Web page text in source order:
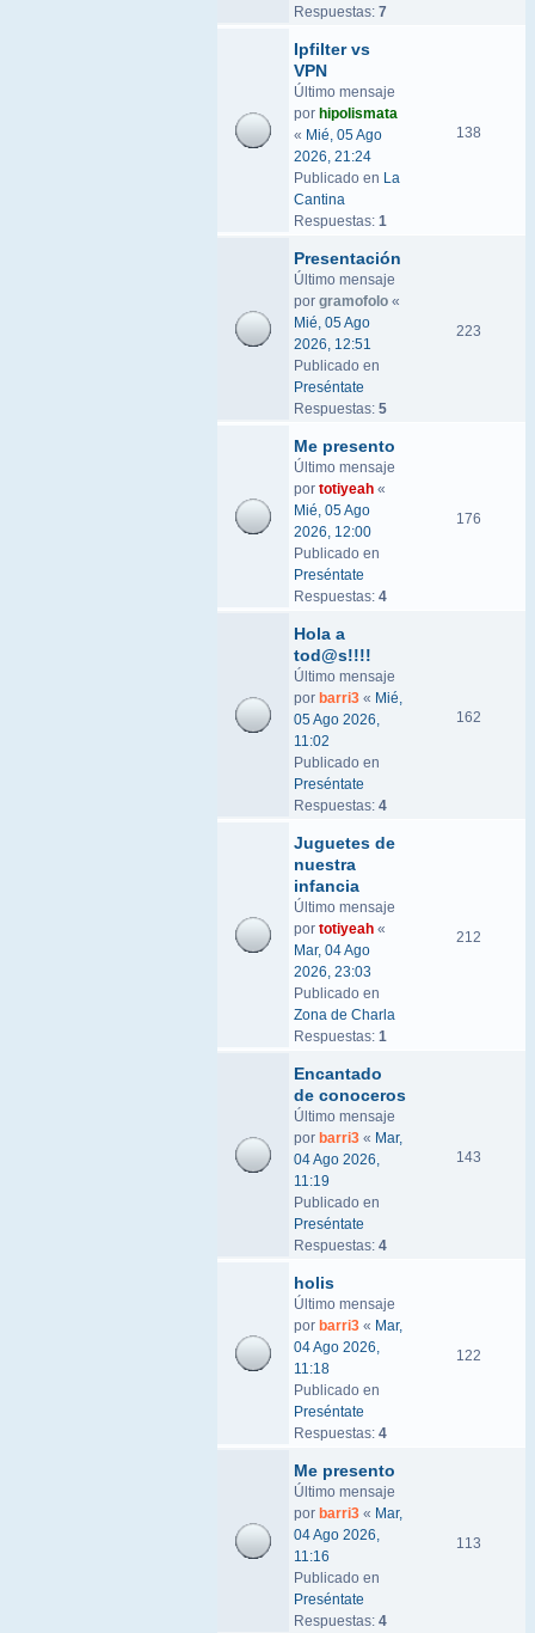
Respuestas: 7
Ipfilter vs
VPN
Último mensaje
por hipolismata
« Mié, 05 Ago
2026, 21:24
Publicado en La
Cantina
Respuestas: 1
138
Presentación
Último mensaje
por gramofolo «
Mié, 05 Ago
2026, 12:51
Publicado en
Preséntate
Respuestas: 5
223
Me presento
Último mensaje
por totiyeah «
Mié, 05 Ago
2026, 12:00
Publicado en
Preséntate
Respuestas: 4
176
Hola a
tod@s!!!!
Último mensaje
por barri3 « Mié,
05 Ago 2026,
11:02
Publicado en
Preséntate
Respuestas: 4
162
Juguetes de
nuestra
infancia
Último mensaje
por totiyeah «
Mar, 04 Ago
2026, 23:03
Publicado en
Zona de Charla
Respuestas: 1
212
Encantado
de conoceros
Último mensaje
por barri3 « Mar,
04 Ago 2026,
11:19
Publicado en
Preséntate
Respuestas: 4
143
holis
Último mensaje
por barri3 « Mar,
04 Ago 2026,
11:18
Publicado en
Preséntate
Respuestas: 4
122
Me presento
Último mensaje
por barri3 « Mar,
04 Ago 2026,
11:16
Publicado en
Preséntate
Respuestas: 4
113